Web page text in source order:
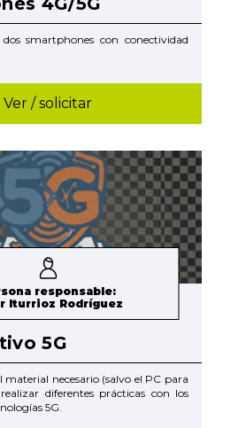
smartphones con conectividad
Ver / solicitar
responsable:
Iturrioz Rodríguez
5G
material necesario (salvo el PC para
diferentes prácticas con los
5G.